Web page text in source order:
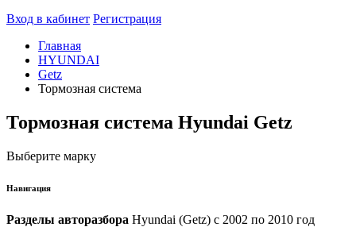
Вход в кабинет Регистрация
Главная
HYUNDAI
Getz
Тормозная система
Тормозная система Hyundai Getz
Выберите марку
Навигация
Разделы авторазбора Hyundai (Getz) с 2002 по 2010 год